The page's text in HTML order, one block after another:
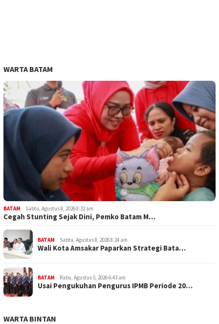
WARTA BATAM
BATAM Sabtu, Agustus 8, 2026 8:32 am
Cegah Stunting Sejak Dini, Pemko Batam M…
BATAM Sabtu, Agustus 8, 2026 8:24 am
Wali Kota Amsakar Paparkan Strategi Bata…
BATAM Rabu, Agustus 5, 2026 6:43 am
Usai Pengukuhan Pengurus IPMB Periode 20…
WARTA BINTAN